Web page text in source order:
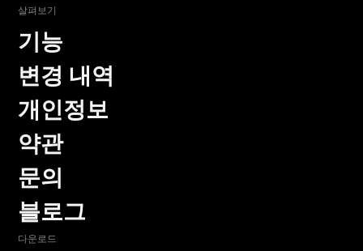
살펴보기
기능
변경 내역
개인정보
약관
문의
블로그
다운로드